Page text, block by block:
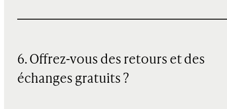
6. Offrez-vous des retours et des
échanges gratuits ?